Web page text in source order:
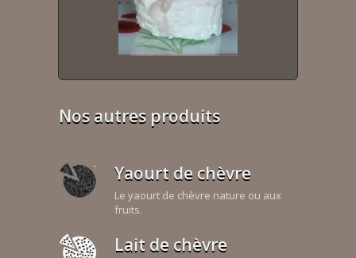
Nos autres produits
Yaourt de chèvre
Le yaourt de chèvre nature ou aux
fruits.
Lait de chèvre